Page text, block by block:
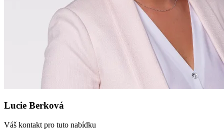
Lucie Berková
Váš kontakt pro tuto nabídku